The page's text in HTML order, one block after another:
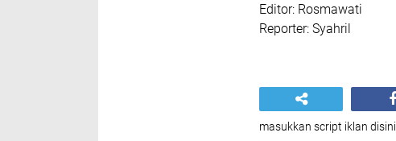
Editor: Rosmawati
Reporter: Syahril
masukkan script iklan disini